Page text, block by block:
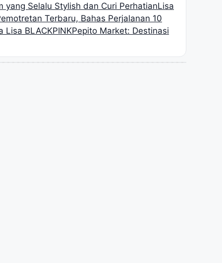
yang Selalu Stylish dan Curi PerhatianLisa
Terbaru, Bahas Perjalanan 10
Lisa BLACKPINKPepito Market: Destinasi